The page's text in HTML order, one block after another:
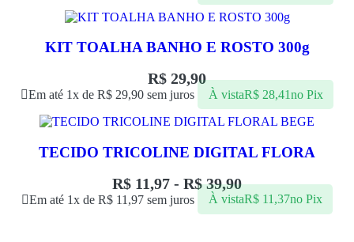
KIT TOALHA BANHO E ROSTO 300g
R$ 29,90
Em até 1x de R$29,90sem juros À vistaR$28,41no Pix
TECIDO TRICOLINE DIGITAL FLORA
R$ 11,97 - R$39,90
Em até 1x de R$11,97sem juros À vistaR$11,37no Pix